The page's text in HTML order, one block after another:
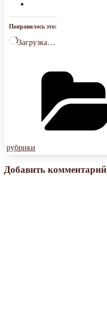
Понравилось это:
Загрузка…
рубрики
Добавить комментарий